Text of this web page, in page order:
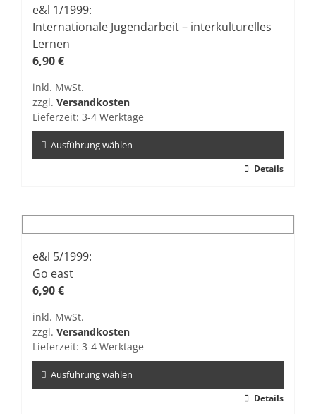
auf.
Die
Optionen
können
der
Produktseite
werden
e&l 1/1999:
Internationale Jugendarbeit – interkulturelles
Lernen
6,90€
inkl. MwSt.
zzgl. Versandkosten
Lieferzeit: 3-4 Werktage
Ausführung wählen
mehrere
Varianten
auf.
Die
Optionen
auf
der
gewählt
werden
Details
e&l 5/1999:
Go east
6,90€
inkl. MwSt.
zzgl. Versandkosten
Lieferzeit: 3-4 Werktage
Ausführung wählen
Details